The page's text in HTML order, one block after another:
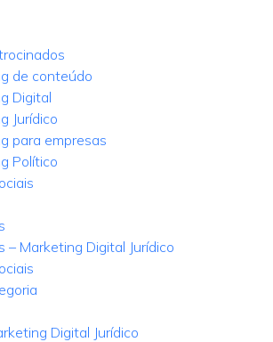
de conteúdo
Digital
Jurídico
para empresas
Político
– Marketing Digital Jurídico
Digital Jurídico